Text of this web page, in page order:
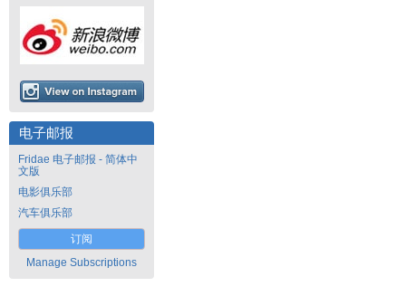
电子邮报
Fridae 电子邮报 - 简体中
文版
电影俱乐部
汽车俱乐部
订阅
Manage Subscriptions